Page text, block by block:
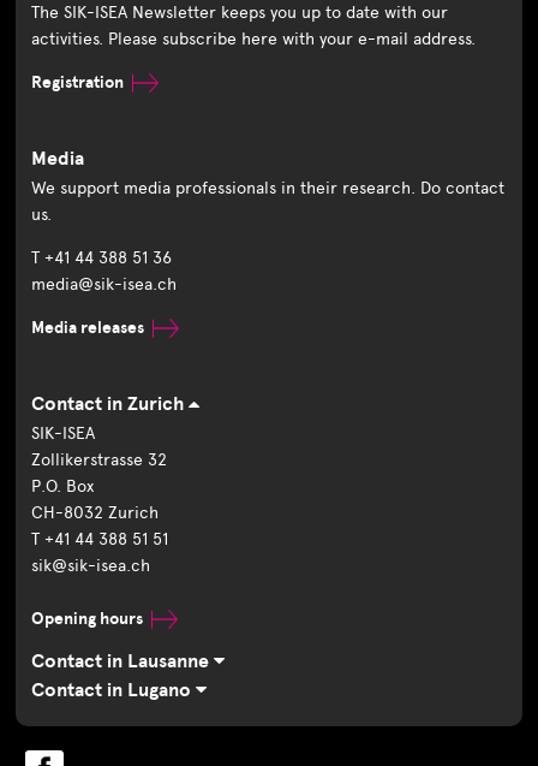
The SIK-ISEA Newsletter keeps you up to date with our
activities. Please subscribe here with your e-mail address.
Registration
Media
We support media professionals in their research. Do contact
us.
T +41 44 388 51 36
media@sik-isea.ch
Media releases
Contact in Zurich
SIK-ISEA
Zollikerstrasse 32
P.O. Box
CH-8032 Zurich
T +41 44 388 51 51
sik@sik-isea.ch
Opening hours
Contact in Lausanne
Contact in Lugano